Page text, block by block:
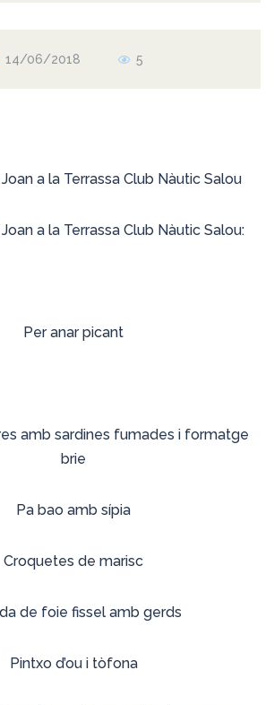
14/06/2018 5
a la Terrassa Club Nàutic Salou
a la Terrassa Club Nàutic Salou:
Per anar picant
amb sardines fumades i formatge
brie
Pa bao amb sípia
Croquetes de marisc
de foie fissel amb gerds
Pintxo d’ou i tòfona